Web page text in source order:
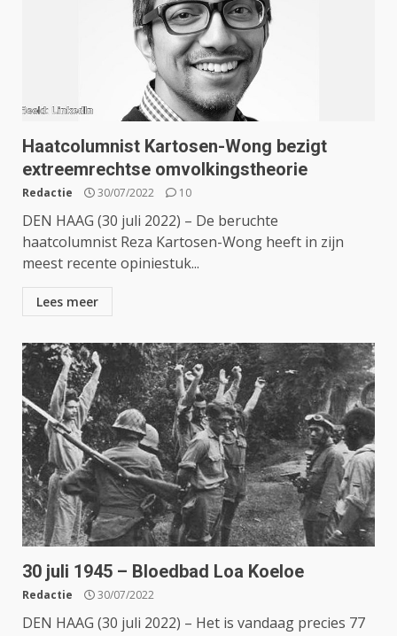
Haatcolumnist Kartosen-Wong bezigt
extreemrechtse omvolkingstheorie
Redactie 30/07/2022 10
DEN HAAG (30 juli 2022) – De beruchte
haatcolumnist Reza Kartosen-Wong heeft in zijn
meest recente opiniestuk...
Lees meer
30 juli 1945 – Bloedbad Loa Koeloe
Redactie 30/07/2022
DEN HAAG (30 juli 2022) – Het is vandaag precies 77